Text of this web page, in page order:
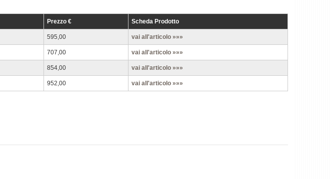
Prezzo € Scheda Prodotto
595,00 vai all'articolo »»»
707,00 vai all'articolo »»»
854,00 vai all'articolo »»»
952,00 vai all'articolo »»»